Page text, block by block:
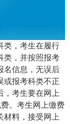
，考生在履行
类，并按照报考
名信息，无误后
或报考科类不正
，考生要在网上
。考生网上缴费
材料，接受网上